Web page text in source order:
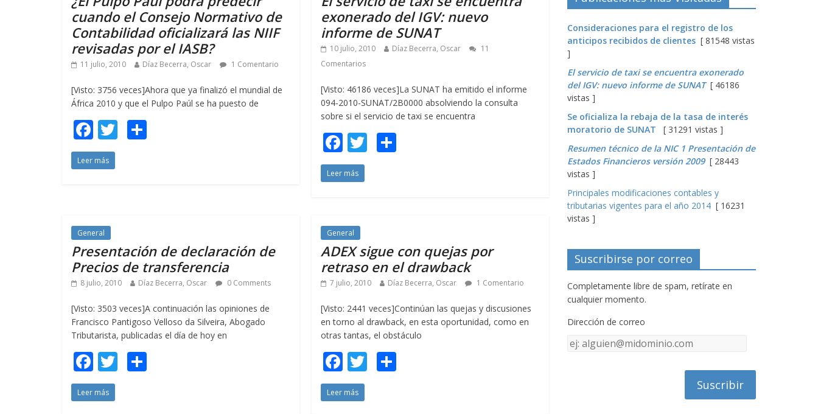
k r
cuando el Consejo Normativo de
Contabilidad oficializará las NIIF
revisadas por el IASB?
11 julio, 2010 Díaz Becerra, Oscar 1 Comentario
[Visto: 3756 veces]Ahora que ya finalizó el mundial de
África 2010 y que el Pulpo Paúl se ha puesto de
F
ac
e
o
k
T
r
Leer más
exonerado del IGV: nuevo
informe de SUNAT
10 julio, 2010 Díaz Becerra, Oscar
11
Comentarios
[Visto: 46186 veces]La SUNAT ha emitido el informe
094-2010-SUNAT/2B0000 absolviendo la consulta
sobre si el servicio de taxi se encuentra
F
ac
e
o
o
k
T
r
Leer más
General
Presentación de declaración de
Precios de transferencia
8 julio, 2010 Díaz Becerra, Oscar 0 Comments
[Visto: 3503 veces]A continuación las opiniones de
Francisco Pantigoso Velloso da Silveira, Abogado
Tributarista, publicadas el día de hoy en
F
ac
e
T
Leer más
General
ADEX sigue con quejas por
retraso en el drawback
7 julio, 2010 Díaz Becerra, Oscar 1 Comentario
[Visto: 2441 veces]Continúan las quejas y discusiones
en torno al drawback, en esta oportunidad, como en
otras tantas, el obstáculo
F
ac
e
T
Leer más
Consideraciones para el registro de los
anticipos recibidos de clientes [ 81548 vistas
]
El servicio de taxi se encuentra exonerado
del IGV: nuevo informe de SUNAT[ 46186
vistas ]
Se oficializa la rebaja de la tasa de interés
moratorio de SUNAT
[ 31291 vistas ]
Resumen técnico de la NIC 1 Presentación de
Estados Financieros versión 2009[ 28443
vistas ]
Principales modificaciones contables y
tributarias vigentes para el año 2014 [ 16231
vistas ]
Suscribirse por correo
Completamente libre de spam, retírate en
cualquier momento.
Dirección de correo
Dirección